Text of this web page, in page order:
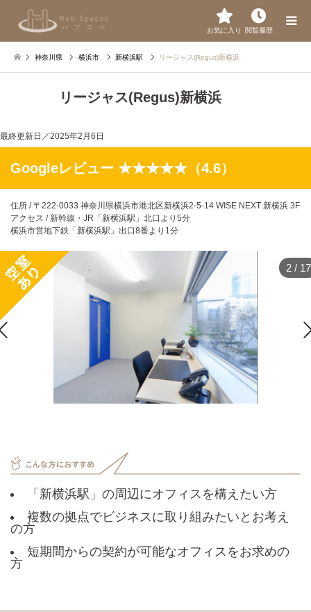
お気に入り 閲覧履歴
神奈川県 横浜市 新横浜駅 リージャス(Regus)新横浜
リージャス(Regus)新横浜
最終更新日／2025年2月6日
Googleレビュー ★★★★★（4.6）
住所 / 〒222-0033 神奈川県横浜市港北区新横浜2-5-14 WISE NEXT 新横浜 3F
アクセス / 新幹線・JR「新横浜駅」北口より5分
横浜市営地下鉄「新横浜駅」出口8番より1分
2 / 17
「新横浜駅」の周辺にオフィスを構えたい方
複数の拠点でビジネスに取り組みたいとお考え
の方
短期間からの契約が可能なオフィスをお求めの
方